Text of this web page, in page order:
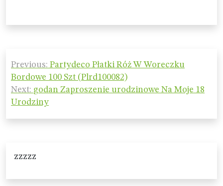
Nawigacja
wpisu
Previous: Partydeco Płatki Róż W Woreczku
Bordowe 100 Szt (Plrd100082)
Next: godan Zaproszenie urodzinowe Na Moje 18
Urodziny
zzzzz